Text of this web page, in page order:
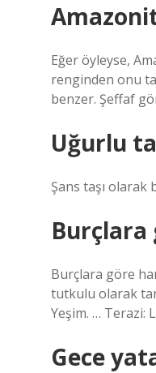
Eğer öyleyse,
renginden onu
benzer. Şeffaf
Uğurlu
Şans taşı olarak
Burçlara
Burçlara göre
tutkulu olarak
Yeşim. … Terazi:
Gece